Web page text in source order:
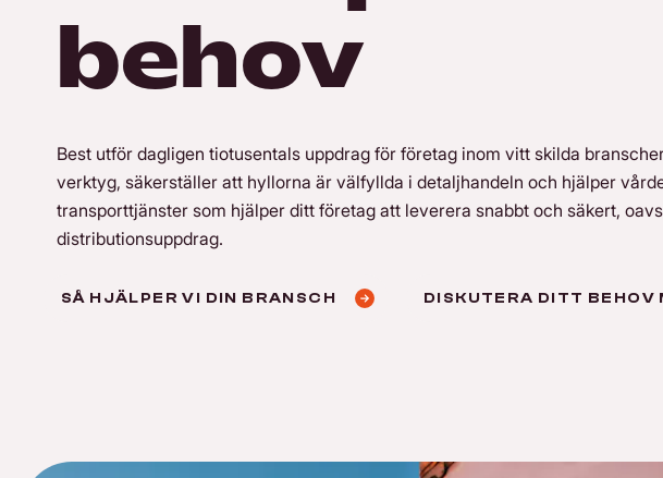
behov
Best utför dagligen tiotusentals uppdrag för företag inom vitt skilda
verktyg, säkerställer att hyllorna är välfyllda i detaljhandeln och hjälper
transporttjänster som hjälper ditt företag att leverera snabbt och säkert,
distributionsuppdrag.
SÅ HJÄLPER VI DIN BRANSCH DISKUTERA DITT BEHOV